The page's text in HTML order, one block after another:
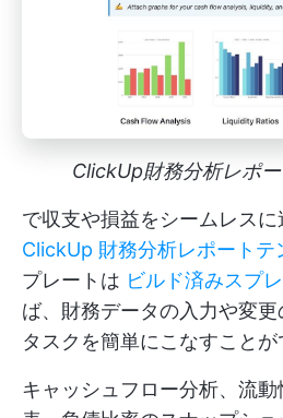
ClickUp財務分析レポ
で収支や損益をシームレスに
ClickUp 財務分析レポートテ
プレートは ビルド済みスプ
ば、財務データの入力や変
タスクを簡単にこなすことが
キャッシュフロー分析、流